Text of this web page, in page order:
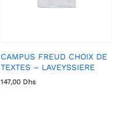
CAMPUS FREUD CHOIX DE
TEXTES – LAVEYSSIERE
147,00 Dhs